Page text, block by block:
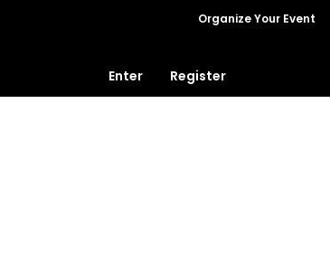
Organize Your Event
Enter Register